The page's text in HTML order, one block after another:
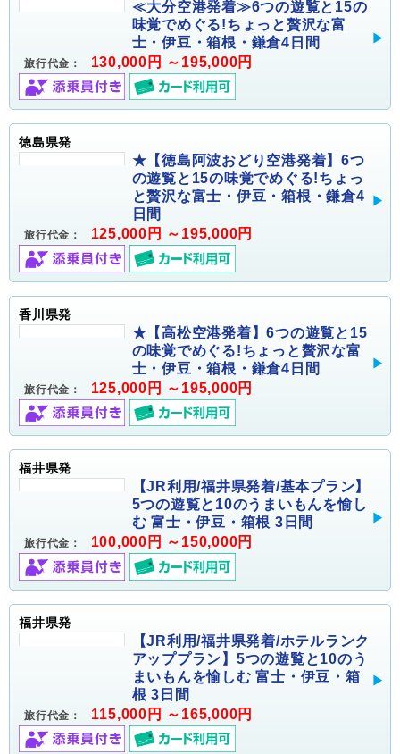
≪大分空港発着≫6つの遊覧と15の
味覚でめぐる!ちょっと贅沢な富
士・伊豆・箱根・鎌倉4日間
旅行代金： 130,000円 ～195,000円
徳島県発
★【徳島阿波おどり空港発着】6つ
の遊覧と15の味覚でめぐる!ちょっ
と贅沢な富士・伊豆・箱根・鎌倉4
日間
旅行代金： 125,000円 ～195,000円
香川県発
★【高松空港発着】6つの遊覧と15
の味覚でめぐる!ちょっと贅沢な富
士・伊豆・箱根・鎌倉4日間
旅行代金： 125,000円 ～195,000円
福井県発
【JR利用/福井県発着/基本プラン】
5つの遊覧と10のうまいもんを愉し
む 富士・伊豆・箱根 3日間
旅行代金： 100,000円 ～150,000円
福井県発
【JR利用/福井県発着/ホテルランク
アッププラン】5つの遊覧と10のう
まいもんを愉しむ 富士・伊豆・箱
根 3日間
旅行代金： 115,000円 ～165,000円